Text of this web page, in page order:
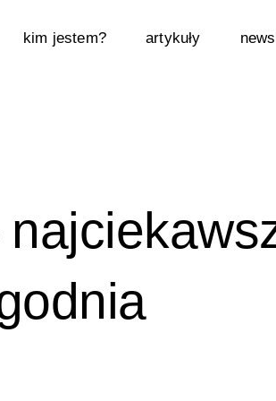
kim jestem? artykuły